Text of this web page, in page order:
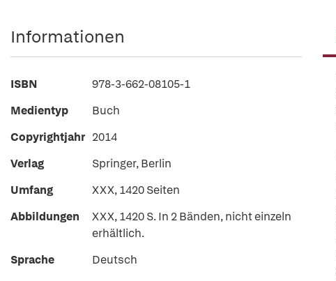
Informationen
ISBN
978-3-662-08105-1
Medientyp
Buch
Copyrightjahr 2014
Verlag
Springer, Berlin
Umfang
XXX, 1420 Seiten
Abbildungen
XXX, 1420 S. In 2 Bänden, nicht einzeln
erhältlich.
Sprache
Deutsch